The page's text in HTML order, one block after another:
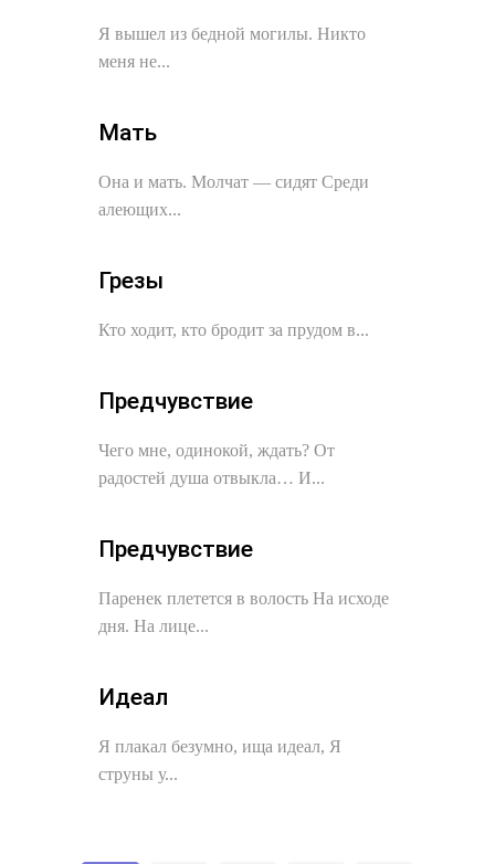
Я вышел из бедной могилы. Никто
меня не...
Мать
Она и мать. Молчат — сидят Среди
алеющих...
Грезы
Кто ходит, кто бродит за прудом в...
Предчувствие
Чего мне, одинокой, ждать? От
радостей душа отвыкла… И...
Предчувствие
Паренек плетется в волость На исходе
дня. На лице...
Идеал
Я плакал безумно, ища идеал, Я
струны у...